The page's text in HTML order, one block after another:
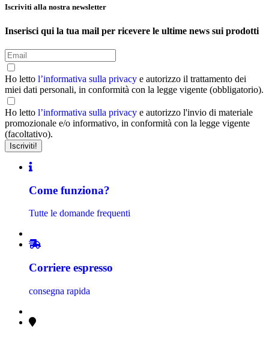
Iscriviti alla nostra newsletter
Inserisci qui la tua mail per ricevere le ultime news sui prodotti
Ho letto l’informativa sulla privacy e autorizzo il trattamento dei
miei dati personali, in conformità con la legge vigente (obbligatorio).
Ho letto l’informativa sulla privacy e autorizzo l'invio di materiale
promozionale e/o informativo, in conformità con la legge vigente
(facoltativo).
Come funziona?
Tutte le domande frequenti
Corriere espresso
consegna rapida